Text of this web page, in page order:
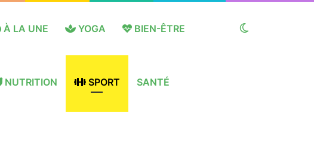
À LA UNE YOGA BIEN-ÊTRE
NUTRITION SPORT SANTÉ